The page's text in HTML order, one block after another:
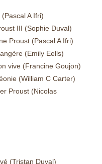
A Ifri)
III (Sophie Duval)
Proust (Pascal A Ifri)
(Emily Eells)
vive (Francine Goujon)
(William C Carter)
Proust (Nicolas
(Tristan Duval)